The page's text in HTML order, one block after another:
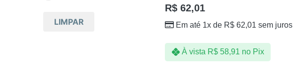
LIMPAR
R$ 62,01
Em até 1x de R$ 62,01 sem juros
À vista R$58,91 no Pix